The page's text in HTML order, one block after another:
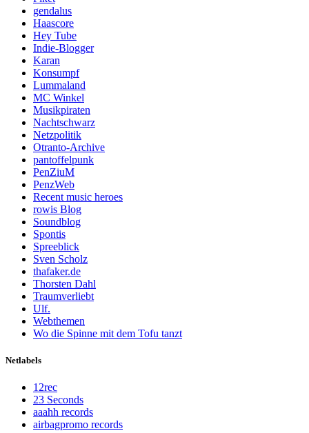
gendalus
Haascore
Hey Tube
Indie-Blogger
Karan
Konsumpf
Lummaland
MC Winkel
Musikpiraten
Nachtschwarz
Netzpolitik
Otranto-Archive
pantoffelpunk
PenZiuM
PenzWeb
Recent music heroes
rowis Blog
Soundblog
Spontis
Spreeblick
Sven Scholz
thafaker.de
Thorsten Dahl
Traumverliebt
Ulf.
Webthemen
Wo die Spinne mit dem Tofu tanzt
Netlabels
12rec
23 Seconds
aaahh records
airbagpromo records